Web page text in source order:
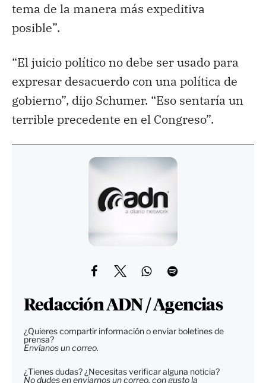
tema de la manera más expeditiva
posible”.
“El juicio político no debe ser usado para
expresar desacuerdo con una política de
gobierno”, dijo Schumer. “Eso sentaría un
terrible precedente en el Congreso”.
Redacción ADN / Agencias
¿Quieres compartir información o enviar boletines de
prensa?
Envíanos un correo.
¿Tienes dudas? ¿Necesitas verificar alguna noticia?
No dudes en enviarnos un correo, con gusto la